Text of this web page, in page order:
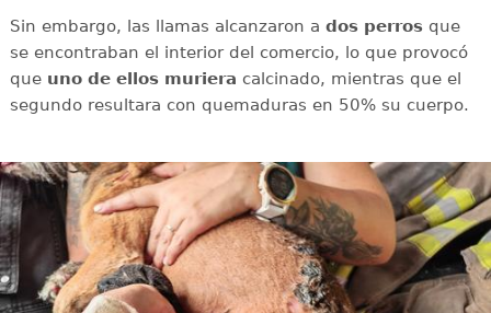
Sin embargo, las llamas alcanzaron a dos perrosque
se encontraban el interior del comercio, lo que provocó
que uno de ellos muriera calcinado, mientras que el
segundo resultara con quemaduras en 50% su cuerpo.